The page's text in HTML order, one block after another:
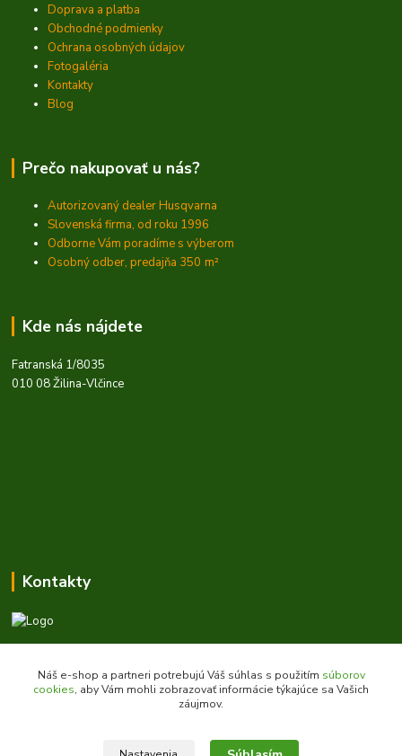
Doprava a platba
Obchodné podmienky
Ochrana osobných údajov
Fotogaléria
Kontakty
Blog
Prečo nakupovať u nás?
Autorizovaný dealer Husqvarna
Slovenská firma, od roku 1996
Odborne Vám poradíme s výberom
Osobný odber, predajňa 350 m²
Kde nás nájdete
Fatranská 1/8035
010 08 Žilina-Vlčince
Kontakty
Zákaznícka podpora daes.sk
+421 903 707 668
(Po-Pia, 8-16 hod.)
Náš e-shop a partneri potrebujú Váš súhlas s použitím súborov
cookies, aby Vám mohli zobrazovať informácie týkajúce sa Vašich
záujmov.